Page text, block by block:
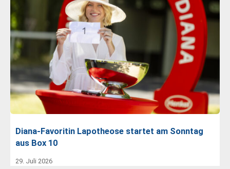
Diana-Favoritin Lapotheose startet am Sonntag
aus Box 10
29. Juli 2026